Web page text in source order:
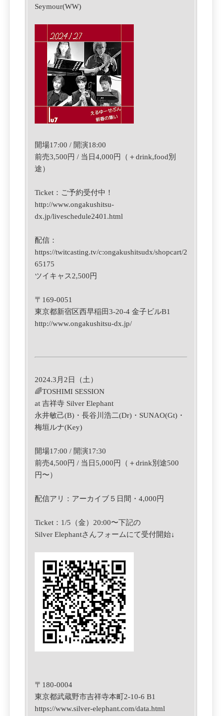
Seymour(WW)
開場17:00 / 開演18:00
前売3,500円 / 当日4,000円（＋drink,food別
途）
Ticket： ご予約受付中！
http://www.ongakushitsu-
dx.jp/liveschedule2401.html
配信：
https://twitcasting.tv/c:ongakushitsudx/shopcart/2
65175
ツイキャス2,500円
〒169-0051
東京都新宿区西早稲田3-20-4 金子ビルB1
http://www.ongakushitsu-dx.jp/
2024.3月2日（土）
🌈TOSHIMI SESSION
at 吉祥寺 Silver Elephant
永井敏己(B)・ 長谷川浩二(Dr) ・ SUNAO(Gt) ・
梅垣ルナ(Key)
開場17:00 / 開演17:30
前売4,500円 / 当日5,000円（＋drink別途500
円〜）
配信アリ：アーカイブ５日間・4,000円
Ticket： 1/5（金）20:00〜下記の
Silver Elephantさんフォームにて受付開始↓
〒180-0004
東京都武蔵野市吉祥寺本町2-10-6 B1
https://www.silver-elephant.com/data.html